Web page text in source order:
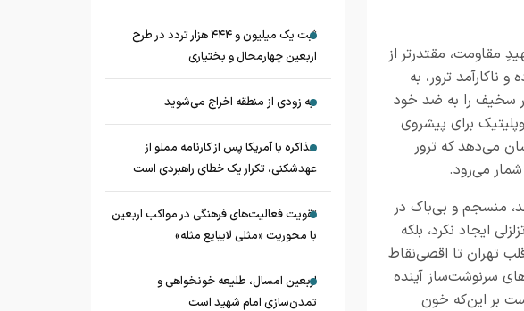
مقاومت، مقتدرتر از
ترور، به
سخیف را به ضد خود
برای پیشروی
می‌دهد که ترور
می‌رود.
منسجم و بی‌باک در
ایجاد نکرد، بلکه
تهران تا اقصی‌نقاط
سرنوشت‌ساز آینده
بر این‌که خون
ثبت یک میلیون و ۴۴۴ هزار تردد در طرح
اربعین چهارمحال و بختیاری
به زودی از منطقه اخراج می‌شوید
مذاکره با آمریکا پس از کارنامه مملو از
عهدشکنی، تکرار یک خطای راهبردی است
تقویت فعالیت‌های فرهنگی در مواکب اربعین
با محوریت «مثلی لایبایع مثله»
اربعین امسال، طلیعه خونخواهی و
تمدن‌سازی امام شهید است